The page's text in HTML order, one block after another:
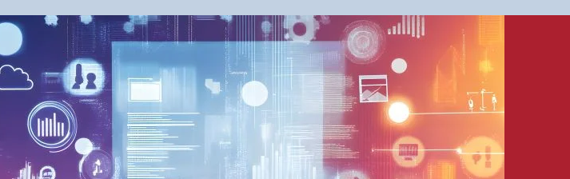
Birsfelden
Bolligen
Bonaduz
Bonstetten
Bottighofen
Bremgarten bei Bern
Brig-Glis